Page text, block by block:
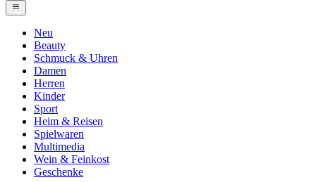
Neu
Beauty
Schmuck & Uhren
Damen
Herren
Kinder
Sport
Heim & Reisen
Spielwaren
Multimedia
Wein & Feinkost
Geschenke